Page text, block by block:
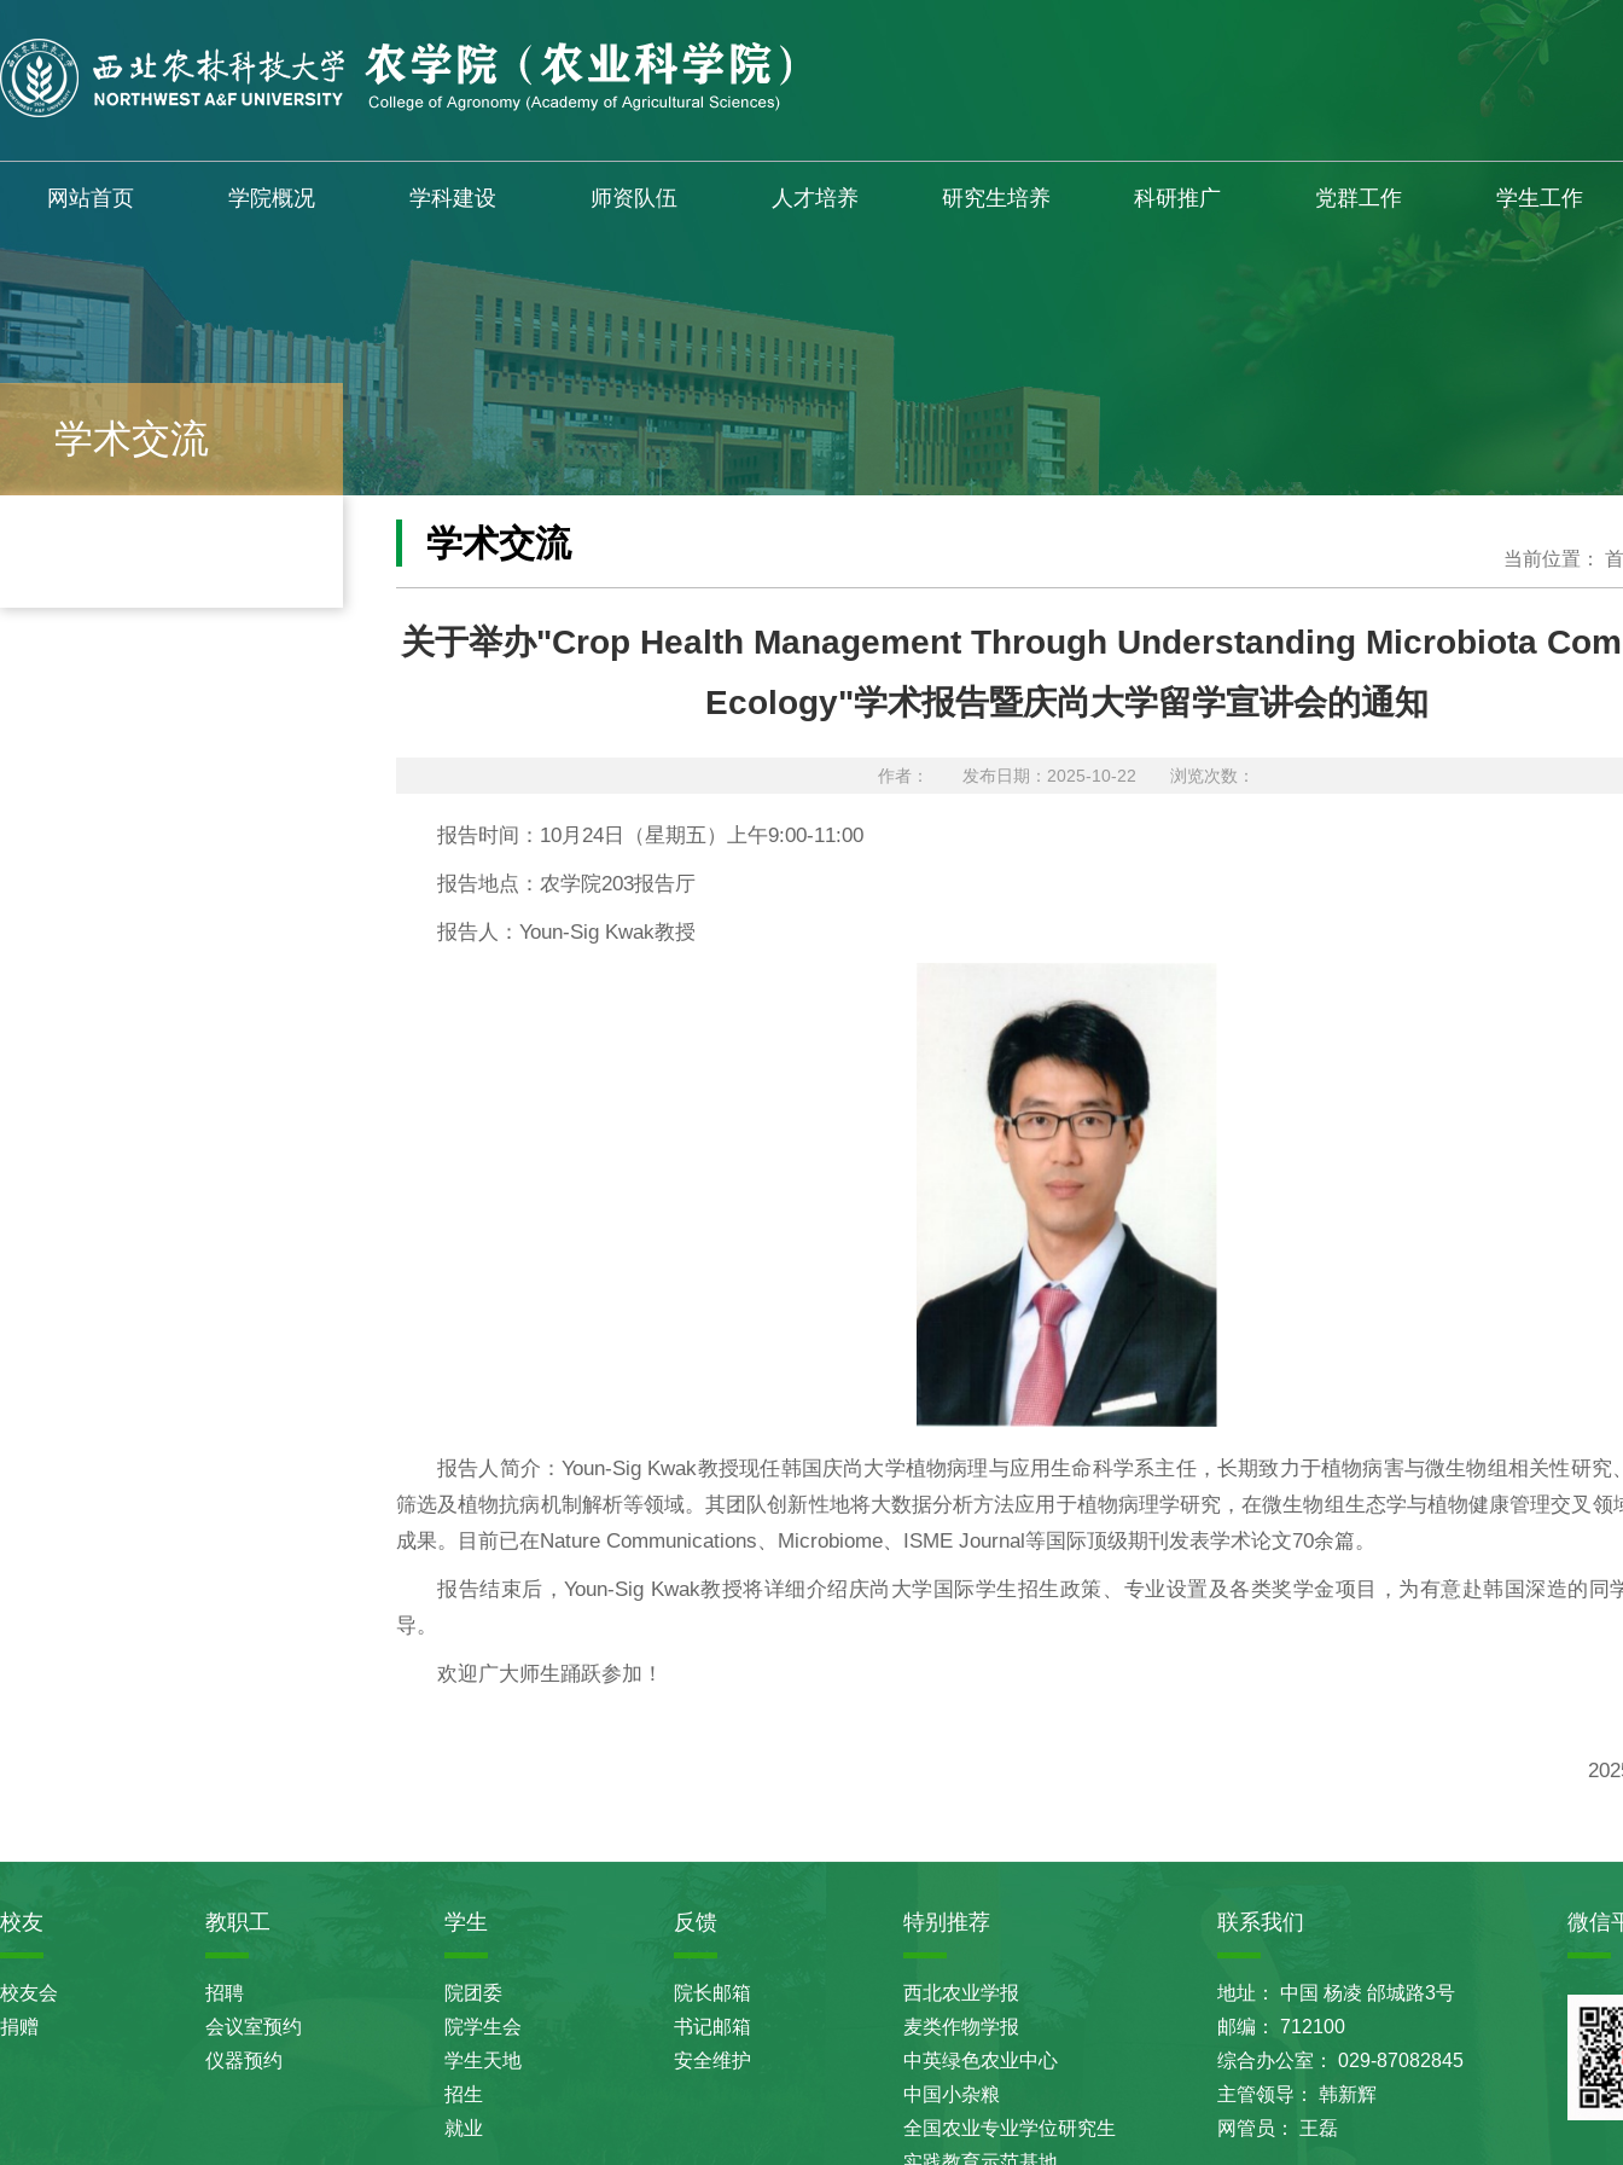
网站首页 学院概况 学科建设 师资队伍 人才培养 研究生培养 科研推广 党群工作 学生工作
学术交流
当前位置：
学术交流
关于举办"Crop Health Management Through Understanding Microbiota
Ecology"学术报告暨庆尚大学留学宣讲会的通知
作者： 发布日期：2025-10-22 浏览次数：
报告时间：10月24日（星期五）上午9:00-11:00
报告地点：农学院203报告厅
报告人：Youn-Sig Kwak教授
报告人简介：Youn-Sig Kwak教授现任韩国庆尚大学植物病理与应用生命科学系主任，长期致力于植物病害与微生物组相关性研究
筛选及植物抗病机制解析等领域。其团队创新性地将大数据分析方法应用于植物病理学研究，在微生物组生态学与植物健康管理交叉领
成果。目前已在Nature Communications、Microbiome、ISME Journal等国际顶级期刊发表学术论文70余篇。
报告结束后，Youn-Sig Kwak教授将详细介绍庆尚大学国际学生招生政策、专业设置及各类奖学金项目，为有意赴韩国深造的同
导。
欢迎广大师生踊跃参加！
校友
校友会
捐赠
教职工
招聘
会议室预约
仪器预约
学生
院团委
院学生会
学生天地
招生
就业
反馈
院长邮箱
书记邮箱
安全维护
特别推荐
西北农业学报
麦类作物学报
中英绿色农业中心
中国小杂粮
全国农业专业学位研究生
联系我们
地址： 中国 杨凌 邰城路3号
邮编： 712100
综合办公室： 029-87082845
主管领导： 韩新辉
网管员： 王磊
微信